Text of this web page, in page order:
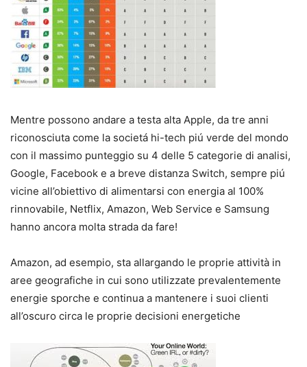
Mentre possono andare a testa alta Apple, da tre anni
riconosciuta come la societá hi-tech piú verde del mondo
con il massimo punteggio su 4 delle 5 categorie di analisi,
Google, Facebook e a breve distanza Switch, sempre piú
vicine all’obiettivo di alimentarsi con energia al 100%
rinnovabile, Netflix, Amazon, Web Service e Samsung
hanno ancora molta strada da fare!
Amazon, ad esempio, sta allargando le proprie attività in
aree geografiche in cui sono utilizzate prevalentemente
energie sporche e continua a mantenere i suoi clienti
all’oscuro circa le proprie decisioni energetiche